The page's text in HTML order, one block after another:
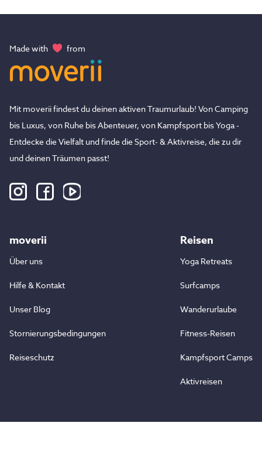
Made with from
Mit moverii findest du deinen aktiven Traumurlaub! Von Camping
bis Luxus, von Ruhe bis Abenteuer, von Kampfsport bis Yoga -
Entdecke die Vielfalt und finde die Sport- & Aktivreise, die zu dir
und deinen Träumen passt!
moverii
Über uns
Hilfe & Kontakt
Unser Blog
Stornierungsbedingungen
Reiseschutz
Reisen
Yoga Retreats
Surfcamps
Wanderurlaube
Fitness-Reisen
Kampfsport Camps
Aktivreisen